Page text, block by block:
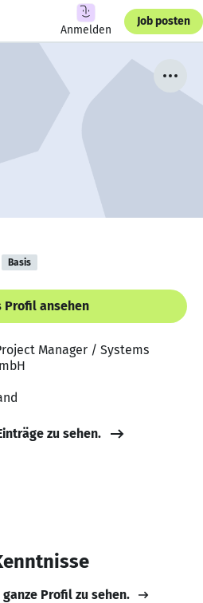
Anmelden
Job posten
Basis
Profil ansehen
Manager / Systems
zu sehen.
Profil zu sehen.